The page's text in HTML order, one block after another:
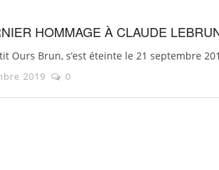
HOMMAGE À CLAUDE
Ours Brun, s’est éteinte le 21 septembre
2019 0